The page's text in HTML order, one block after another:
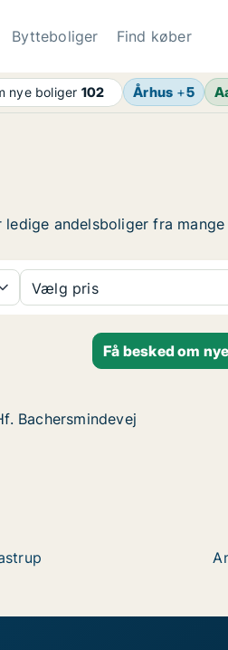
Bytteboliger Find køber
nye boliger 102 Århus +5
andelsboliger fra
Vælg pris
Få besked om
Bachersmindevej
Bachersmindevej